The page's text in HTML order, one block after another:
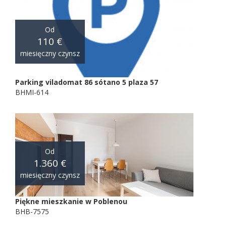
Od
110 €
miesięczny czynsz
Parking viladomat 86 sótano 5 plaza 57
BHMI-614
Od
1.360 €
miesięczny czynsz
Piękne mieszkanie w Poblenou
BHB-7575